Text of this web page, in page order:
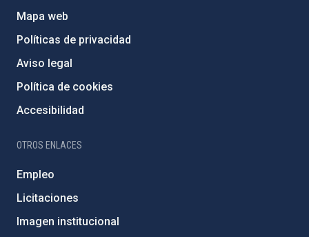
Mapa web
Políticas de privacidad
Aviso legal
Política de cookies
Accesibilidad
OTROS ENLACES
Empleo
Licitaciones
Imagen institucional